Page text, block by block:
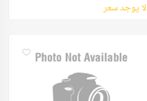
لا يوجد سعر